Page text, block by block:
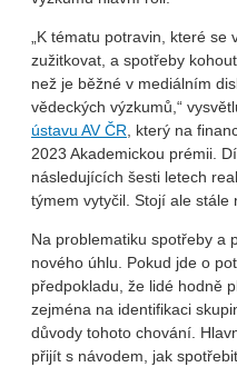
„K tématu potravin, které se
zužitkovat, a spotřeby
než je běžné v mediálním
vědeckých výzkumů,“
ústavu AV ČR, který na
2023 Akademickou prémii.
následujících šesti letech
týmem vytyčil. Stojí ale stále
Na problematiku spotřeby a
nového úhlu. Pokud jde o
předpokladu, že lidé hodně
zejména na identifikaci
důvody tohoto chování.
přijít s návodem, jak